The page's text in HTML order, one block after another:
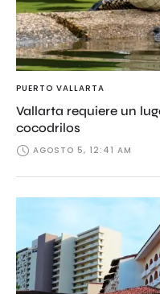
PUERTO VALLARTA
Vallarta requiere un
cocodrilos
AGOSTO 5, 12:41 AM